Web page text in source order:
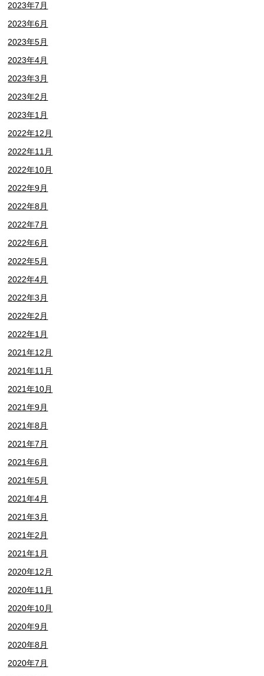
2023年7月
2023年6月
2023年5月
2023年4月
2023年3月
2023年2月
2023年1月
2022年12月
2022年11月
2022年10月
2022年9月
2022年8月
2022年7月
2022年6月
2022年5月
2022年4月
2022年3月
2022年2月
2022年1月
2021年12月
2021年11月
2021年10月
2021年9月
2021年8月
2021年7月
2021年6月
2021年5月
2021年4月
2021年3月
2021年2月
2021年1月
2020年12月
2020年11月
2020年10月
2020年9月
2020年8月
2020年7月